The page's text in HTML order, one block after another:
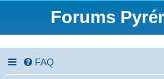
Forums
FAQ